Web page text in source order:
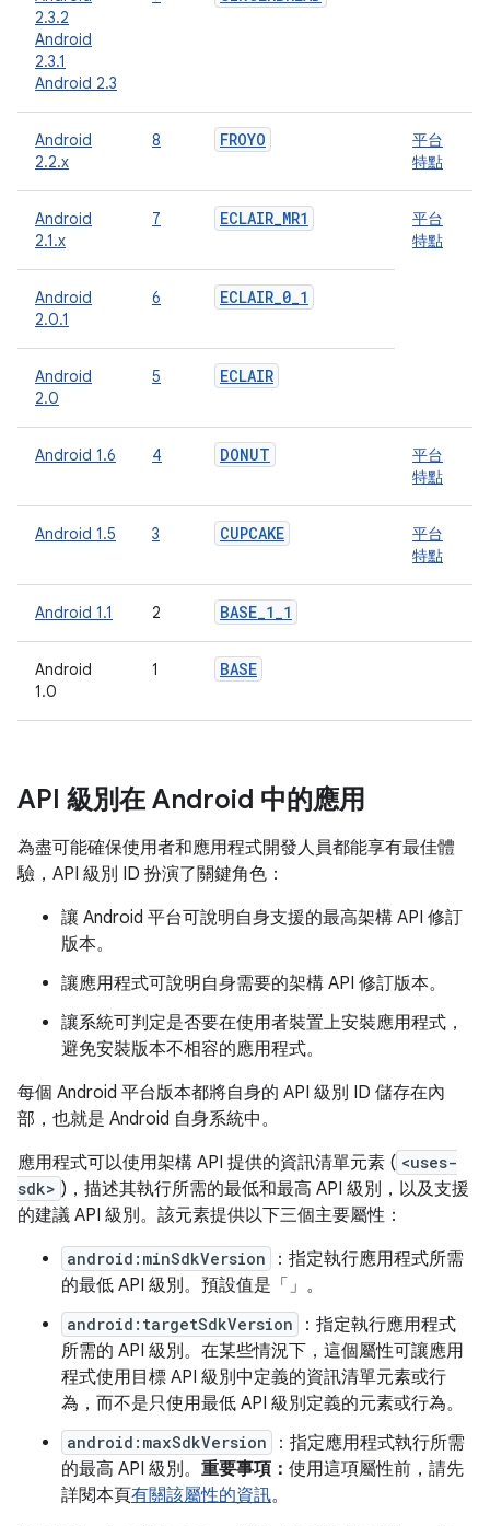
2.3.2
Android
2.3.1
Android 2.3
Android
2.2.x
8 FROYO
平台
特點
Android
2.1.x
7 ECLAIR_MR1
平台
特點
Android
2.0.1
6 ECLAIR_0_1
Android
2.0
5 ECLAIR
Android 1.6 4 DONUT
平台
特點
Android 1.5 3 CUPCAKE
平台
特點
Android 1.1 2 BASE_1_1
Android
1.0
1 BASE
API 級別在 Android 中的應用
為盡可能確保使用者和應用程式開發人員都能享有最佳體
驗，API 級別 ID 扮演了關鍵角色：
讓 Android 平台可說明自身支援的最高架構 API 修訂
版本。
讓應用程式可說明自身需要的架構 API 修訂版本。
讓系統可判定是否要在使用者裝置上安裝應用程式，
避免安裝版本不相容的應用程式。
每個 Android 平台版本都將自身的 API 級別 ID 儲存在內
部，也就是 Android 自身系統中。
應用程式可以使用架構 API 提供的資訊清單元素 ( <uses-
sdk> )，描述其執行所需的最低和最高 API 級別，以及支援
的建議 API 級別。該元素提供以下三個主要屬性：
android:minSdkVersion
：指定執行應用程式所需
的最低 API 級別。預設值是「」。
android:targetSdkVersion
：指定執行應用程式
所需的 API 級別。在某些情況下，這個屬性可讓應用
程式使用目標 API 級別中定義的資訊清單元素或行
為，而不是只使用最低 API 級別定義的元素或行為。
android:maxSdkVersion
：指定應用程式執行所需
的最高 API 級別。 重要事項： 使用這項屬性前，請先
詳閱本頁有關該屬性的資訊。